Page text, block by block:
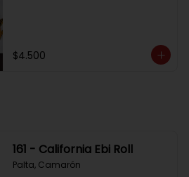
$4.500
161 - California Ebi Roll
Palta, Camarón